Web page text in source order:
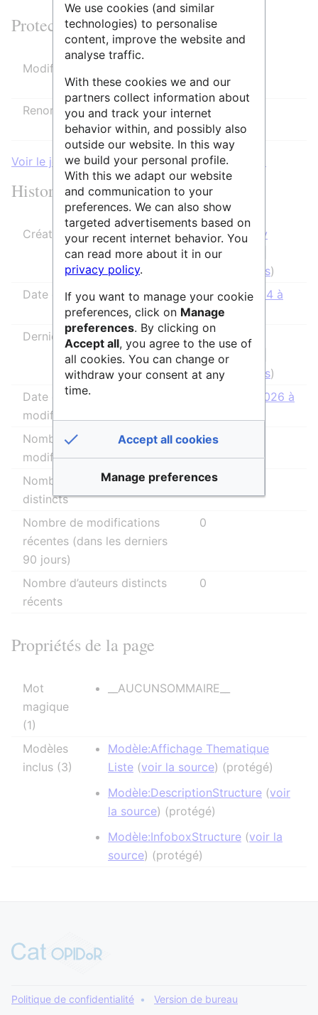
Protection de la page
Modifier
(infini)
Renommer
Autoriser tous les utilisateurs
(infini)
Voir le journal des protections pour cette page.
Historique des modifications
Créateur de la page
SidonieRaffy
( discussion
contributions)
Date de création de la page
18 mars 2024 à
16:59
Dernier rédacteur
IsabelleCao
(discussion
contributions)
Date de la dernière
modification
26 janvier 2026 à
Nombre total de
modifications
9
Nombre total d’auteurs
distincts
3
Nombre de modifications
récentes (dans les derniers
90 jours)
0
Nombre d’auteurs distincts
récents
0
Propriétés de la page
Mot
magique
(1)
__AUCUNSOMMAIRE__
Modèles
inclus (3)
Modèle:Affichage Thematique
Liste (voir la source) (protégé)
Modèle:DescriptionStructure (voir
la source) (protégé)
Modèle:InfoboxStructure (voir la
source) (protégé)
Politique de confidentialité Version de bureau
We use cookies (and similar
technologies) to personalise
content, improve the website and
analyse traffic.
With these cookies we and our
partners collect information about
you and track your internet
behavior within, and possibly also
outside our website. In this way
we build your personal profile.
With this we adapt our website
and communication to your
preferences. We can also show
targeted advertisements based on
your recent internet behavior. You
can read more about it in our
privacy policy.
If you want to manage your cookie
preferences, click on Manage
preferences. By clicking on
Accept all, you agree to the use of
all cookies. You can change or
withdraw your consent at any
time.
Accept all cookies
Manage preferences